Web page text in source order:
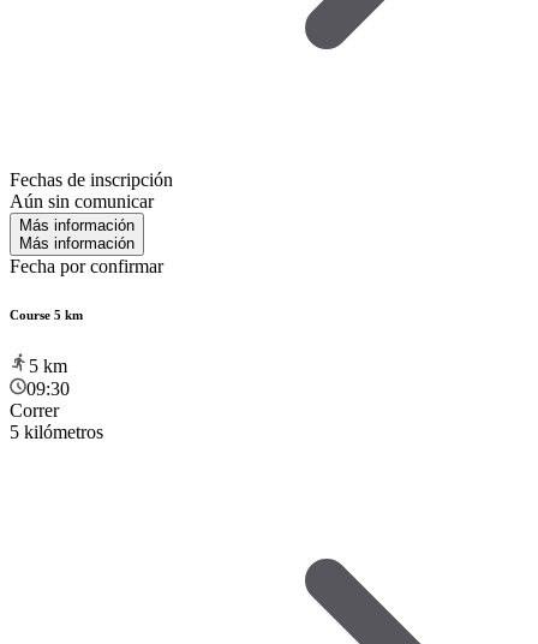
Fechas de inscripción
Aún sin comunicar
Más información
Más información
Fecha por confirmar
Course 5 km
5 km
09:30
Correr
5 kilómetros